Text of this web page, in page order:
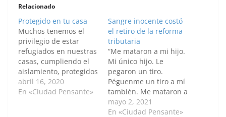
Relacionado
Protegido en tu casa
Muchos tenemos el
privilegio de estar
refugiados en nuestras
casas, cumpliendo el
aislamiento, protegidos
en nuestro hogar ante
esta amenaza invisible.
abril 16, 2020
En «Ciudad Pensante»
Sangre inocente costó
el retiro de la reforma
tributaria
“Me mataron a mi hijo.
Mi único hijo. Le
pegaron un tiro.
Péguenme un tiro a mí
también. Me mataron a
mi hijo”. Esas palabras
son el llanto y el grito
mayo 2, 2021
En «Ciudad Pensante»